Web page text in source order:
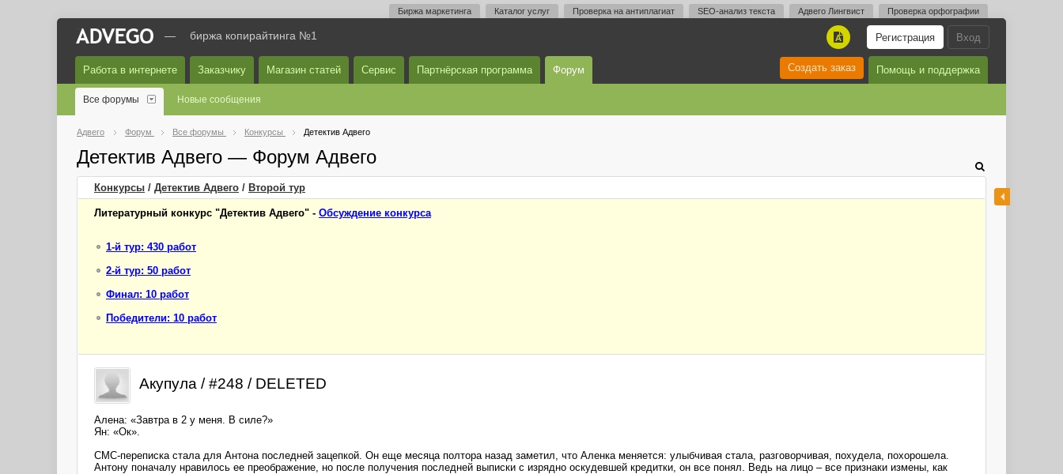
Биржа маркетинга Каталог услуг Проверка на антиплагиат SEO-анализ текста Адвего Лингвист Проверка орфографии
Вход
Регистрация
A
— биржа копирайтинга №1
Работа в интернете Заказчику Магазин статей Сервис Партнёрская программа Форум Помощь и поддержка
Создать заказ
Все форумы Новые сообщения
Адвего Форум Все форумы Конкурсы Детектив Адвего
Детектив Адвего — Форум Адвего
Конкурсы / Детектив Адвего / Второй тур
Литературный конкурс "Детектив Адвего" - Обсуждение конкурса
1-й тур: 430 работ
2-й тур: 50 работ
Финал: 10 работ
Победители: 10 работ
Акупула / #248 / DELETED
Алена: «Завтра в 2 у меня. В силе?»
Ян: «Ок».
СМС-переписка стала для Антона последней зацепкой. Он еще месяца полтора назад заметил, что Аленка меняется: улыбчивая стала, разговорчивая, похудела, похорошела.
Антону поначалу нравилось ее преображение, но после получения последней выписки с изрядно оскудевшей кредитки, он все понял. Ведь на лицо – все признаки измены, как